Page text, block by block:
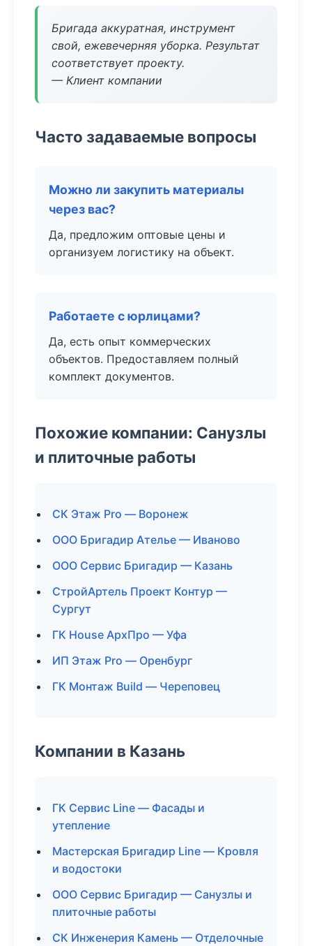
Бригада аккуратная, инструмент
свой, ежевечерняя уборка. Результат
соответствует проекту.
— Клиент компании
Часто задаваемые вопросы
Можно ли закупить материалы
через вас?
Да, предложим оптовые цены и
организуем логистику на объект.
Работаете с юрлицами?
Да, есть опыт коммерческих
объектов. Предоставляем полный
комплект документов.
Похожие компании: Санузлы
и плиточные работы
СК Этаж Pro — Воронеж
ООО Бригадир Ателье — Иваново
ООО Сервис Бригадир — Казань
СтройАртель Проект Контур —
Сургут
ГК House АрхПро — Уфа
ИП Этаж Pro — Оренбург
ГК Монтаж Build — Череповец
Компании в Казань
ГК Сервис Line — Фасады и
утепление
Мастерская Бригадир Line — Кровля
и водостоки
ООО Сервис Бригадир — Санузлы и
плиточные работы
СК Инженерия Камень — Отделочные